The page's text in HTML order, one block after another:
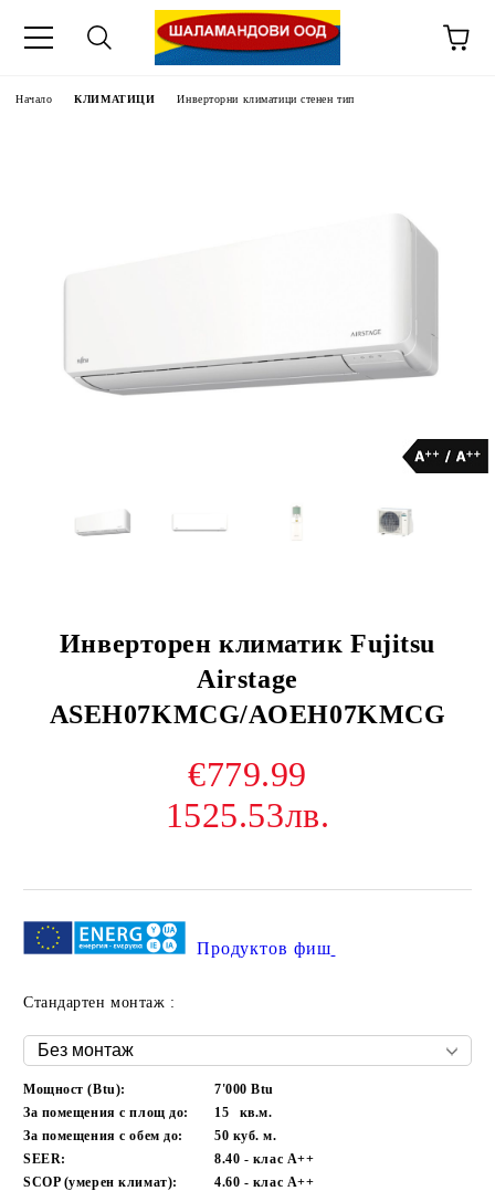
Начало КЛИМАТИЦИ Инверторни климатици стенен тип
Инверторен климатик Fujitsu
Airstage
ASEH07KMCG/AOEH07KMCG
€779.99
1525.53лв.
Продуктов фиш
Стандартен монтаж :
Мощност (Btu):
7'000 Btu
За помещения с площ до:
15
кв.м.
За помещения с обем до:
50 куб. м.
SEER:
8.40 - клас A++
SCOP (умерен климат):
4.60 - клас A++